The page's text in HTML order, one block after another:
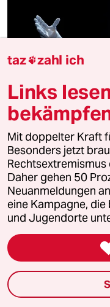
Hightech-Zulieferer
Smartphone
Foxconn will wieder
bauen. Die Löhne
oft schlecht.
taz zahl ich
Links
Mit doppelter Kraft
Besonders jetzt
Rechtsextremismus
Daher gehen 50
Neuanmeldungen
eine Kampagne,
und Jugendorte